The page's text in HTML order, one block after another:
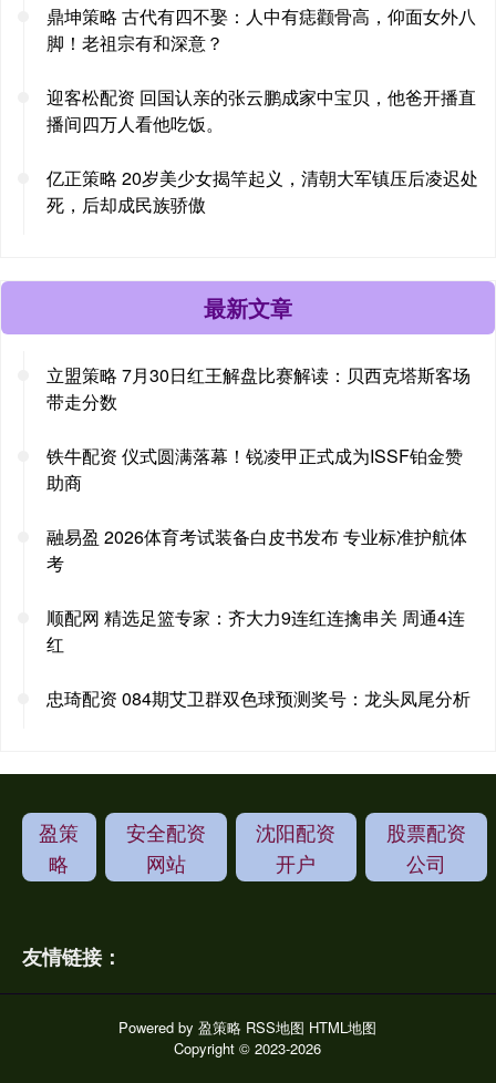
鼎坤策略 古代有四不娶：人中有痣颧骨高，仰面女外八
脚！老祖宗有和深意？
迎客松配资 回国认亲的张云鹏成家中宝贝，他爸开播直
播间四万人看他吃饭。
亿正策略 20岁美少女揭竿起义，清朝大军镇压后凌迟处
死，后却成民族骄傲
最新文章
立盟策略 7月30日红王解盘比赛解读：贝西克塔斯客场
带走分数
铁牛配资 仪式圆满落幕！锐凌甲正式成为ISSF铂金赞
助商
融易盈 2026体育考试装备白皮书发布 专业标准护航体
考
顺配网 精选足篮专家：齐大力9连红连擒串关 周通4连
红
忠琦配资 084期艾卫群双色球预测奖号：龙头凤尾分析
盈策
略
安全配资
网站
沈阳配资
开户
股票配资
公司
友情链接：
Powered by盈策略 RSS地图 HTML地图
Copyright© 2023-2026